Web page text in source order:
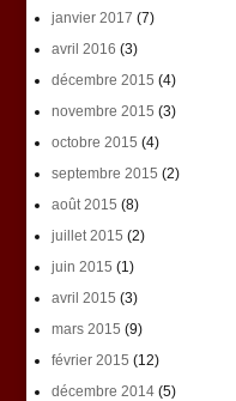
janvier 2017 (7)
avril 2016 (3)
décembre 2015 (4)
novembre 2015 (3)
octobre 2015 (4)
septembre 2015 (2)
août 2015 (8)
juillet 2015 (2)
juin 2015 (1)
avril 2015 (3)
mars 2015 (9)
février 2015 (12)
décembre 2014(5)